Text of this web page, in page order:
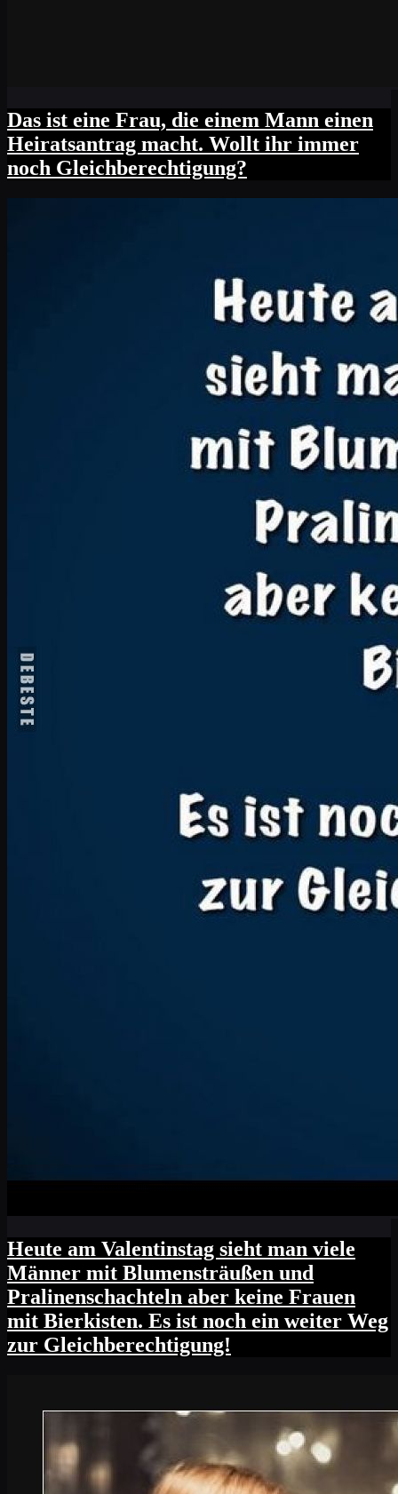
Das ist eine Frau, die einem Mann einen
Heiratsantrag macht. Wollt ihr immer
noch Gleichberechtigung?
Heute am Valentinstag sieht man viele
Männer mit Blumensträußen und
Pralinenschachteln aber keine Frauen
mit Bierkisten. Es ist noch ein weiter Weg
zur Gleichberechtigung!